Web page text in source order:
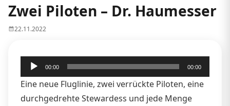
Zwei Piloten – Dr. Haumesser
22.11.2022
Audio-
Player
00:00 00:00
Eine neue Fluglinie, zwei verrückte Piloten, eine
durchgedrehte Stewardess und jede Menge